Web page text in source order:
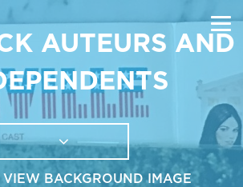
AUTEURS AND
VIEW BACKGROUND IMAGE